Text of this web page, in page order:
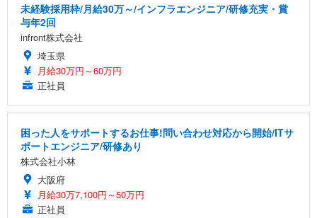
未経験採用枠/月給30万～/インフラエンジニア/研修充実・賞
与年2回
infront株式会社
埼玉県
月給30万円～60万円
正社員
困った人をサポートするお仕事!問い合わせ対応から開始/ITサ
ポートエンジニア/研修あり
株式会社小林
大阪府
月給30万7,100円～50万円
正社員